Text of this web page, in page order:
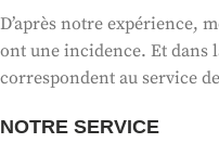
D’après notre expérience,
ont une incidence. Et dans
correspondent au service
NOTRE SERVICE